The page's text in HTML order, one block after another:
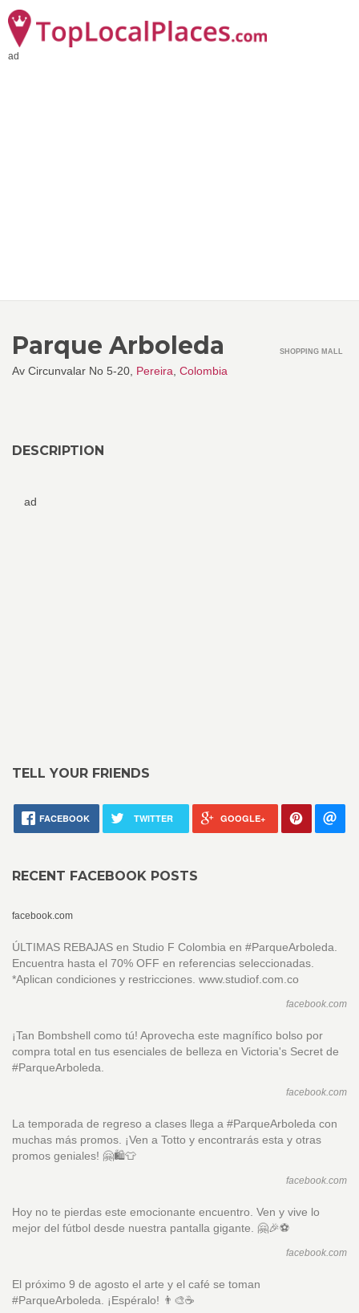
ad
Parque Arboleda
Av Circunvalar No 5-20, Pereira Colombia
SHOPPING MALL
DESCRIPTION
ad
TELL YOUR FRIENDS
FACEBOOK TWITTER GOOGLE+
RECENT FACEBOOK POSTS
facebook.com
ÚLTIMAS REBAJAS en Studio F Colombia en #ParqueArboleda.
Encuentra hasta el 70% OFF en referencias seleccionadas.
*Aplican condiciones y restricciones. www.studiof.com.co
facebook.com
¡Tan Bombshell como tú! Aprovecha este magnífico bolso por
compra total en tus esenciales de belleza en Victoria's Secret de
#ParqueArboleda.
facebook.com
La temporada de regreso a clases llega a #ParqueArboleda con
muchas más promos. ¡Ven a Totto y encontrarás esta y otras
promos geniales! 🤗🛍️👕
facebook.com
Hoy no te pierdas este emocionante encuentro. Ven y vive lo
mejor del fútbol desde nuestra pantalla gigante. 🤗🎉⚽
facebook.com
El próximo 9 de agosto el arte y el café se toman
#ParqueArboleda. ¡Espéralo! 👨‍🎨☕